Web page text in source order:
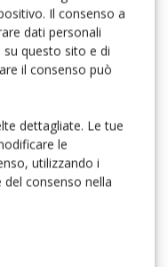
Il consenso a
dati personali
questo sito e di
il consenso può
dettagliate. Le tue
le
utilizzando i
consenso nella